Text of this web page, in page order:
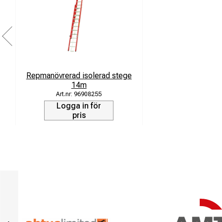
Repmanövrerad isolerad stege
14m
96908255
Logga in för
pris